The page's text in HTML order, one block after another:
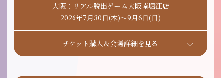
大阪：リアル脱出ゲーム大阪南堀江店
2026年7月30日(木)〜9月6日(日)
チケット購入＆会場詳細を見る